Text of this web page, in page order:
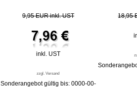
9,95 EUR inkl. UST
inkl. UST
zzgl. Versand
Sonderangebot gültig bis: 0000-00-
18,95